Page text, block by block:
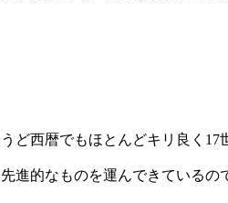
西暦でもほとんどキリ良く17
進的なものを運んできている